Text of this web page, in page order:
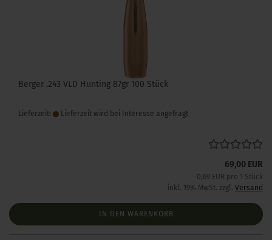
Berger .243 VLD Hunting 87gr 100 Stück
Lieferzeit: Lieferzeit wird bei Interesse angefragt
69,00 EUR
0,69 EUR pro 1 Stück
inkl. 19% MwSt. zzgl. Versand
IN DEN WARENKORB